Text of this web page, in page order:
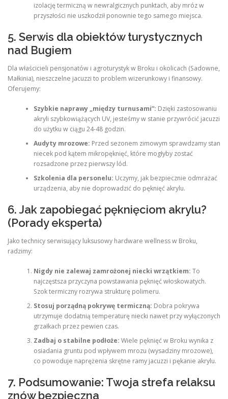
izolację termiczną w newralgicznych punktach, aby mróz w
przyszłości nie uszkodził ponownie tego samego miejsca.
5. Serwis dla obiektów turystycznych
nad Bugiem
Dla właścicieli pensjonatów i agroturystyk w Broku i okolicach (Sadowne,
Małkinia), nieszczelne jacuzzi to problem wizerunkowy i finansowy.
Oferujemy:
Szybkie naprawy „między turnusami”: Dzięki zastosowaniu
akryli szybkowiążących UV, jesteśmy w stanie przywrócić jacuzzi
do użytku w ciągu 24-48 godzin.
Audyty mrozowe: Przed sezonem zimowym sprawdzamy stan
niecek pod kątem mikropęknięć, które mogłyby zostać
rozsadzone przez pierwszy lód.
Szkolenia dla personelu: Uczymy, jak bezpiecznie odmrażać
urządzenia, aby nie doprowadzić do pęknięć akrylu.
6. Jak zapobiegać pęknięciom akrylu?
(Porady eksperta)
Jako technicy serwisujący luksusowy hardware wellness w Broku,
radzimy:
Nigdy nie zalewaj zamrożonej niecki wrzątkiem: To
najczęstsza przyczyna powstawania pęknięć włoskowatych.
Szok termiczny rozrywa strukturę polimeru.
Stosuj porządną pokrywę termiczną: Dobra pokrywa
utrzymuje dodatnią temperaturę niecki nawet przy wyłączonych
grzałkach przez pewien czas.
Zadbaj o stabilne podłoże: Wiele pęknięć w Broku wynika z
osiadania gruntu pod wpływem mrozu (wysadziny mrozowe),
co powoduje naprężenia skrętne ramy jacuzzi i pękanie akrylu.
7. Podsumowanie: Twoja strefa relaksu
znów bezpieczna